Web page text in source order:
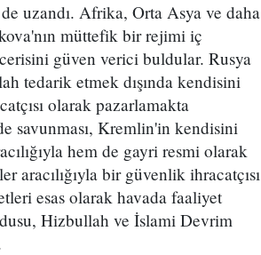
uzandı. Afrika, Orta Asya ve daha
müttefik bir rejimi iç
güven verici buldular. Rusya
tedarik etmek dışında kendisini
olarak pazarlamakta
savunması, Kremlin'in kendisini
hem de gayri resmi olarak
aracılığıyla bir güvenlik ihracatçısı
esas olarak havada faaliyet
Hizbullah ve İslami Devrim